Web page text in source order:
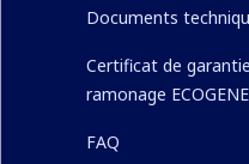
Documents
Certificat de
ramonage ECOGENE
FAQ